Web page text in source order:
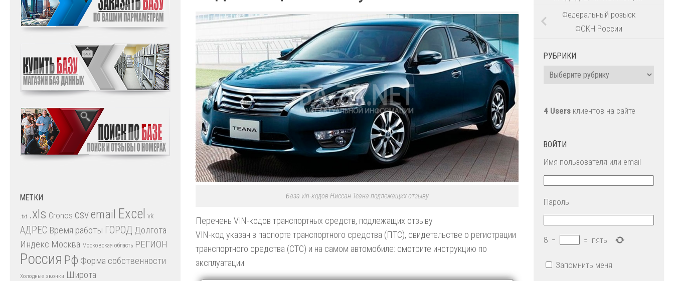
База vin-кодов Ниссан Теана подлежащих отзыву
Перечень VIN-кодов транспортных средств, подлежащих отзыву
VIN-код указан в паспорте транспортного средства (ПТС), свидетельстве о регистрации
транспортного средства (СТС) и на самом автомобиле: смотрите инструкцию по
эксплуатации
МЕТКИ
.txt .xls Cronos csvemail Excel vk
АДРЕС Время работы ГОРОД Долгота
Индекс Москва Московская область РЕГИОН
Россия Рф Форма собственности
Холодные звонки Широта
Федеральный розыск
ФСКН России
РУБРИКИ
Рубрики
4 Users клиентов на сайте
ВОЙТИ
Имя пользователя или email
Пароль
8 − = пять
Запомнить меня